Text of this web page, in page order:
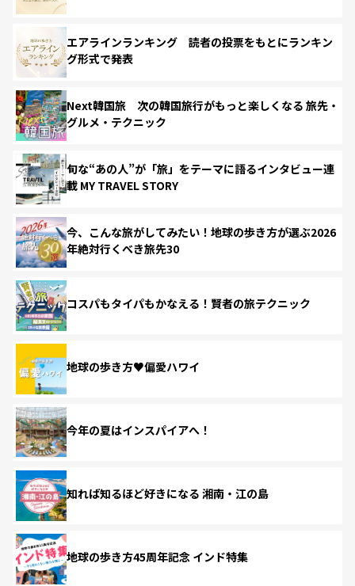
エアラインランキング 読者の投票をもとにランキン
グ形式で発表
Next韓国旅 次の韓国旅行がもっと楽しくなる 旅先・
グルメ・テクニック
旬な“あの人”が「旅」をテーマに語るインタビュー連
載 MY TRAVEL STORY
今、こんな旅がしてみたい！地球の歩き方が選ぶ2026
年絶対行くべき旅先30
コスパもタイパもかなえる！賢者の旅テクニック
地球の歩き方♥偏愛ハワイ
今年の夏はインスパイアへ！
知れば知るほど好きになる 湘南・江の島
地球の歩き方45周年記念 インド特集